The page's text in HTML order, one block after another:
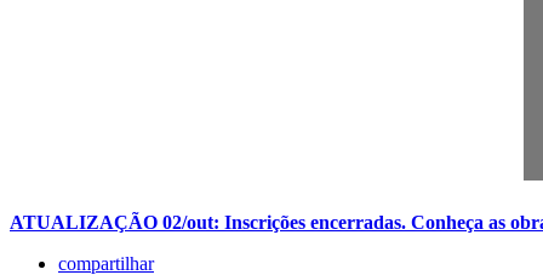
ATUALIZAÇÃO 02/out: Inscrições encerradas. Conheça as
compartilhar